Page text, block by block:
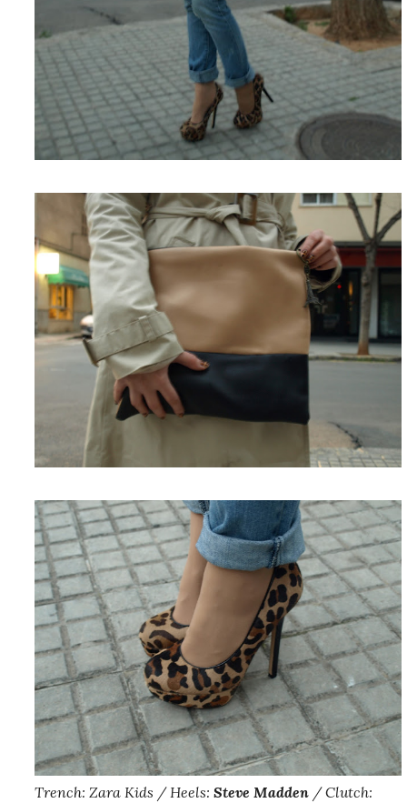
Trench: Zara Kids / Heels: Steve Madden / Clutch: